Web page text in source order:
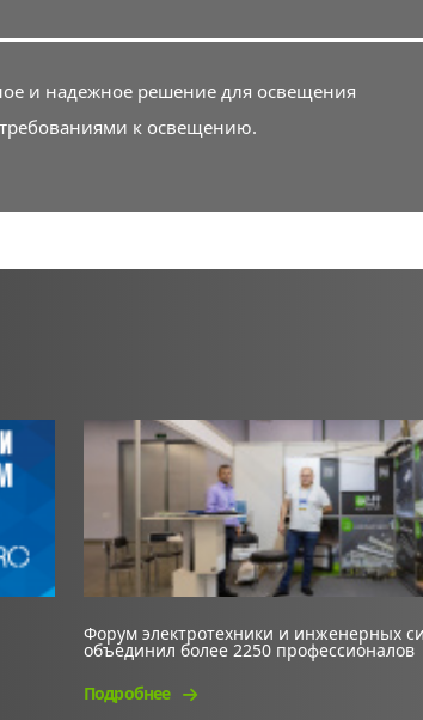
и надежное решение для освещения
к освещению.
Форум электротехники и инженерных
объединил более 2250 профессионалов
Подробнее